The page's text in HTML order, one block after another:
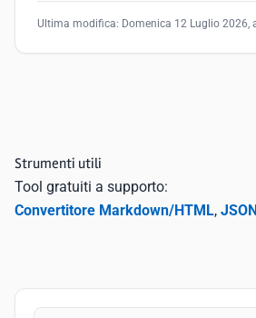
Ultima modifica: Domenica 12 Luglio 2026,
Strumenti utili
Tool gratuiti a supporto:
Convertitore Markdown/HTML,